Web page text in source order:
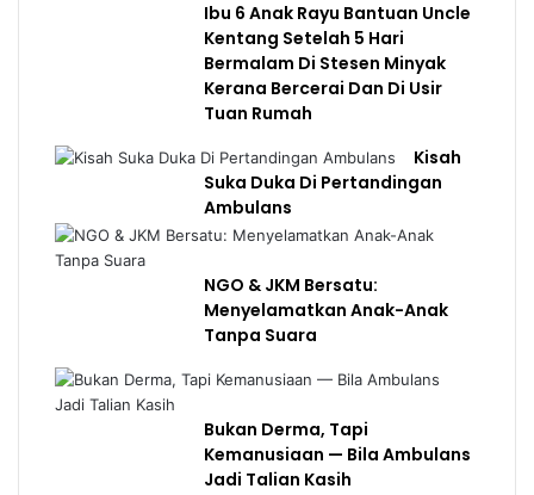
Ibu 6 Anak Rayu Bantuan Uncle
Kentang Setelah 5 Hari
Bermalam Di Stesen Minyak
Kerana Bercerai Dan Di Usir
Tuan Rumah
Kisah
Suka Duka Di Pertandingan
Ambulans
NGO & JKM Bersatu:
Menyelamatkan Anak-Anak
Tanpa Suara
Bukan Derma, Tapi
Kemanusiaan — Bila Ambulans
Jadi Talian Kasih